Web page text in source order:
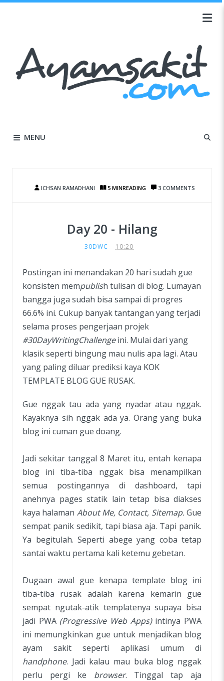
MENU
Day 20 - Hilang
30DWC 10:20
ICHSAN RAMADHANI 5 MINREADING 3 COMMENTS
Postingan ini menandakan 20 hari sudah gue
konsisten mempublish tulisan di blog. Lumayan
bangga juga sudah bisa sampai di progres
66.6% ini. Cukup banyak tantangan yang terjadi
selama proses pengerjaan projek
#30DayWritingChallengeini. Mulai dari yang
klasik seperti bingung mau nulis apa lagi. Atau
yang paling diluar prediksi kaya KOK
TEMPLATE BLOG GUE RUSAK.
Gue nggak tau ada yang nyadar atau nggak.
Kayaknya sih nggak ada ya. Orang yang buka
blog ini cuman gue doang.
Jadi sekitar tanggal 8 Maret itu, entah kenapa
blog ini tiba-tiba nggak bisa menampilkan
semua postingannya di dashboard, tapi
anehnya pages statik lain tetap bisa diakses
kaya halaman About Me, Contact, Sitemap.Gue
sempat panik sedikit, tapi biasa aja. Tapi panik.
Ya begitulah. Seperti abege yang coba tetap
santai waktu pertama kali ketemu gebetan.
Dugaan awal gue kenapa template blog ini
tiba-tiba rusak adalah karena kemarin gue
sempat ngutak-atik templatenya supaya bisa
jadi PWA (Progressive Web Apps)intinya PWA
ini memungkinkan gue untuk menjadikan blog
ayam sakit seperti aplikasi umum di
handphone. Jadi kalau mau buka blog nggak
perlu pergi ke browser. Tinggal tap aja